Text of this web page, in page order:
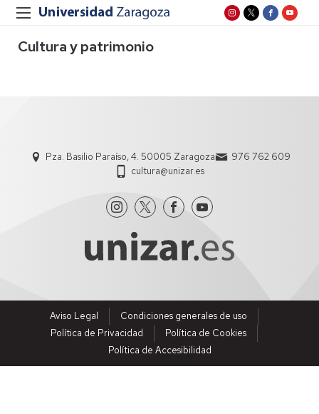
Cultura y patrimonio
Pza. Basilio Paraíso, 4. 50005 Zaragoza
976 762 609
cultura@unizar.es
Aviso Legal
Condiciones generales de uso
Política de Privacidad
Política de Cookies
Política de Accesibilidad